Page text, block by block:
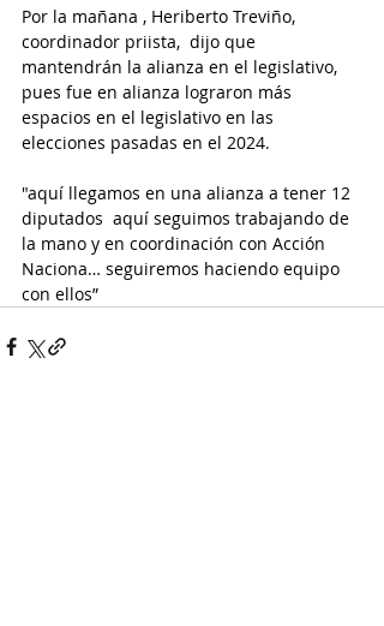
Por la mañana , Heriberto Treviño,
coordinador priista,  dijo que
mantendrán la alianza en el legislativo,
pues fue en alianza lograron más
espacios en el legislativo en las
elecciones pasadas en el 2024.
"aquí llegamos en una alianza a tener 12
diputados  aquí seguimos trabajando de
la mano y en coordinación con Acción
Naciona… seguiremos haciendo equipo
con ellos”